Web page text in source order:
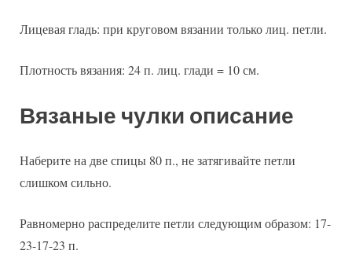
Лицевая гладь: при круговом вязании только лиц. петли.
Плотность вязания: 24 п. лиц. глади = 10 см.
Вязаные чулки описание
Наберите на две спицы 80 п., не затягивайте петли
слишком сильно.
Равномерно распределите петли следующим образом: 17-
23-17-23 п.